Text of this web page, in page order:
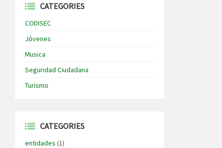
CATEGORIES
CODISEC
Jóvenes
Musica
Seguridad Ciudadana
Turismo
CATEGORIES
entidades (1)